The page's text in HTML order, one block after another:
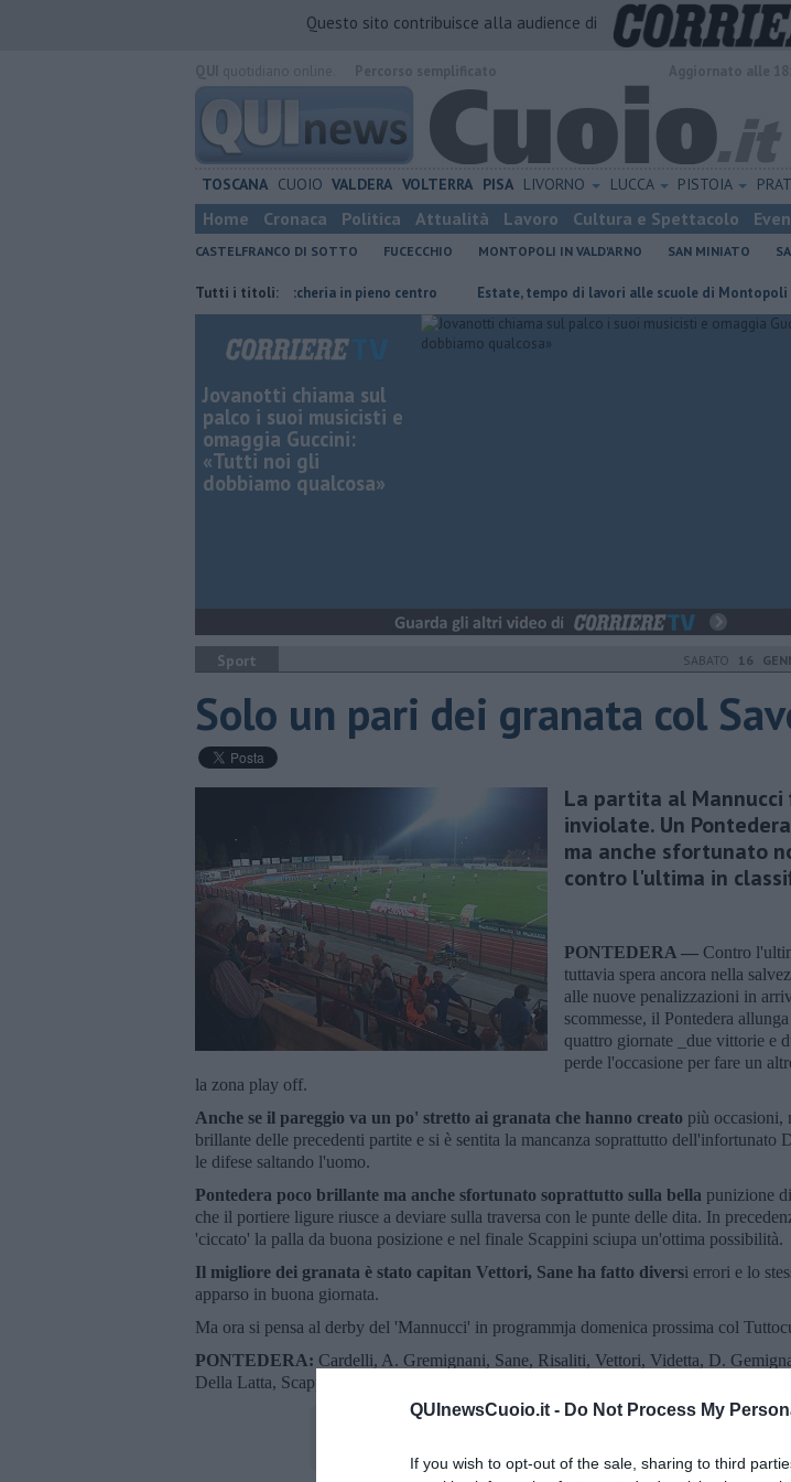
QUInewsCuoio.it - Do Not Process My
If you wish to opt-out of the sale, sharing to third
Questo sito contribuisce alla audience di
TOSCANA CUOIO VALDERA VOLTERRA PISA LIVORNO LUCCA PISTOIA
Home Cronaca Politica Attualità Lavoro Cultura e Spettacolo
CASTELFRANCO DI SOTTO FUCECCHIO MONTOPOLI IN VALD'ARNO SAN MINIATO
Tutti i titoli:
Furto in una tabaccheria in pieno centro Estate, tempo di lavori alle scuole di Montopoli
Jovanotti chiama sul
palco i suoi musicisti e
omaggia Guccini:
«Tutti noi gli
dobbiamo qualcosa»
Sport SABATO 16
Solo un pari dei granata col
La partita al Mannucci
inviolate. Un
ma anche sfortunato
contro l'ultima in
PONTEDERA — Contro
tuttavia spera ancora nella
alle nuove penalizzazioni in
scommesse, il Pontedera
quattro giornate _due vittorie e
perde l'occasione per fare un
la zona play off.
Anche se il pareggio va un po' stretto ai granata che hanno creato più occasioni,
brillante delle precedenti partite e si è sentita la mancanza soprattutto dell'infortunato
le difese saltando l'uomo.
Pontedera poco brillante ma anche sfortunato soprattutto sulla bella punizione
che il portiere ligure riusce a deviare sulla traversa con le punte delle dita. In
'ciccato' la palla da buona posizione e nel finale Scappini sciupa un'ottima possibilità.
Il migliore dei granata è stato capitan Vettori, Sane ha fatto diversi errori e lo
apparso in buona giornata.
Ma ora si pensa al derby del 'Mannucci' in programmja domenica prossima col
PONTEDERA: Cardelli, A. Gremignani, Sane, Risaliti, Vettori, Videtta, D.
Della Latta, Scappini, Kabashi, Bonaventura (Gioè dal'81').